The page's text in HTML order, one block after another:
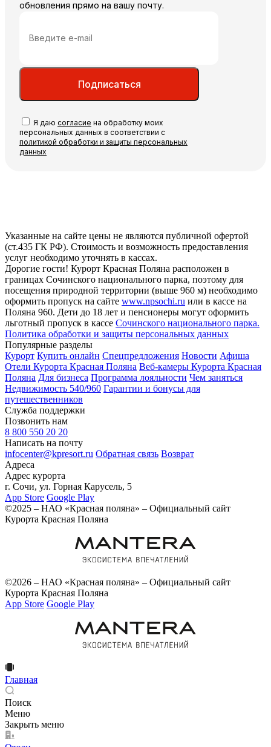
обновления прямо на вашу почту.
Подписаться
Я даю согласие на обработку моих
персональных данных в соответствии с
политикой обработки и защиты персональных
данных
Указанные на сайте цены не являются публичной офертой
(ст.435 ГК РФ). Стоимость и возможность предоставления
услуг необходимо уточнять в кассах.
Дорогие гости! Курорт Красная Поляна расположен в
границах Сочинского национального парка, поэтому для
посещения природной территории (выше 960 м) необходимо
оформить пропуск на сайте www.npsochi.ru или в кассе на
Поляна 960. Дети до 18 лет и пенсионеры могут оформить
льготный пропуск в кассе Сочинского национального парка.
Политика обработки и защиты персональных данных
Популярные разделы
Курорт Купить онлайн Спецпредложения Новости Афиша
Отели Курорта Красная Поляна Веб-камеры Курорта Красная
Поляна Для бизнеса Программа лояльности Чем заняться
Недвижимость 540/960 Гарантии и бонусы для
путешественников
Служба поддержки
Позвонить нам
8 800 550 20 20
Написать на почту
infocenter@kpresort.ru Обратная связь Возврат
Адреса
Адрес курорта
г. Сочи, ул. Горная Карусель, 5
App Store Google Play
©2025 – НАО «Красная поляна» – Официальный сайт
Курорта Красная Поляна
©2026 – НАО «Красная поляна» – Официальный сайт
Курорта Красная Поляна
App Store Google Play
Главная
Поиск
Меню
Закрыть меню